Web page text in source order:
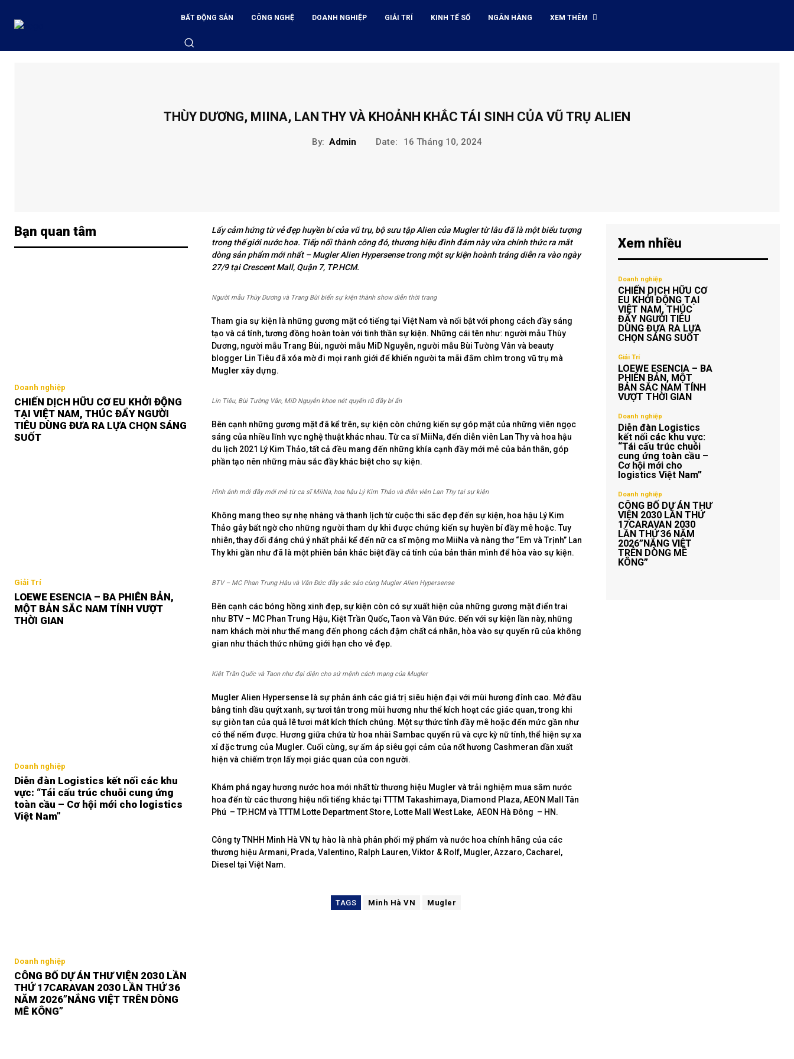
BẤT ĐỘNG SẢN CÔNG NGHỆ DOANH NGHIỆP GIẢI TRÍ KINH TẾ SỐ NGÂN HÀNG XEM THÊM
THÙY DƯƠNG, MIINA, LAN THY VÀ KHOẢNH KHẮC TÁI SINH CỦA VŨ TRỤ ALIEN
By: Admin Date: 16 Tháng 10, 2024
Bạn quan tâm
Doanh nghiệp
CHIẾN DỊCH HỮU CƠ EU KHỞI ĐỘNG
TẠI VIỆT NAM, THÚC ĐẨY NGƯỜI
TIÊU DÙNG ĐƯA RA LỰA CHỌN SÁNG
SUỐT
Giải Trí
LOEWE ESENCIA – BA PHIÊN BẢN,
MỘT BẢN SẮC NAM TÍNH VƯỢT
THỜI GIAN
Doanh nghiệp
Diễn đàn Logistics kết nối các khu
vực: “Tái cấu trúc chuỗi cung ứng
toàn cầu – Cơ hội mới cho logistics
Việt Nam”
Doanh nghiệp
CÔNG BỐ DỰ ÁN THƯ VIỆN 2030 LẦN
THỨ 17CARAVAN 2030 LẦN THỨ 36
NĂM 2026”NẮNG VIỆT TRÊN DÒNG
MÊ KÔNG”
Lấy cảm hứng từ vẻ đẹp huyền bí của vũ trụ, bộ sưu tập Alien của Mugler từ lâu đã là một biểu tượng
trong thế giới nước hoa. Tiếp nối thành công đó, thương hiệu đình đám này vừa chính thức ra mắt
dòng sản phẩm mới nhất – Mugler Alien Hypersense trong một sự kiện hoành tráng diễn ra vào ngày
27/9 tại Crescent Mall, Quận 7, TP.HCM.
Người mẫu Thùy Dương và Trang Bùi biến sự kiện thành show diễn thời trang
Tham gia sự kiện là những gương mặt có tiếng tại Việt Nam và nổi bật với phong cách đầy sáng
tạo và cá tính, tương đồng hoàn toàn với tinh thần sự kiện. Những cái tên như: người mẫu Thùy
Dương, người mẫu Trang Bùi, người mẫu MiD Nguyễn, người mẫu Bùi Tường Vân và beauty
blogger Lin Tiêu đã xóa mờ đi mọi ranh giới để khiến người ta mãi đắm chìm trong vũ trụ mà
Mugler xây dựng.
Lin Tiêu, Bùi Tường Vân, MiD Nguyễn khoe nét quyến rũ đầy bí ẩn
Bên cạnh những gương mặt đã kể trên, sự kiện còn chứng kiến sự góp mặt của những viên ngọc
sáng của nhiều lĩnh vực nghệ thuật khác nhau. Từ ca sĩ MiiNa, đến diễn viên Lan Thy và hoa hậu
du lịch 2021 Lý Kim Thảo, tất cả đều mang đến những khía cạnh đầy mới mẻ của bản thân, góp
phần tạo nên những màu sắc đầy khác biệt cho sự kiện.
Hình ảnh mới đầy mới mẻ từ ca sĩ MiiNa, hoa hậu Lý Kim Thảo và diễn viên Lan Thy tại sự kiện
Không mang theo sự nhẹ nhàng và thanh lịch từ cuộc thi sắc đẹp đến sự kiện, hoa hậu Lý Kim
Thảo gây bất ngờ cho những người tham dự khi được chứng kiến sự huyền bí đầy mê hoặc. Tuy
nhiên, thay đổi đáng chú ý nhất phải kể đến nữ ca sĩ mộng mơ MiiNa và nàng thơ “Em và Trịnh” Lan
Thy khi gần như đã là một phiên bản khác biệt đầy cá tính của bản thân mình để hòa vào sự kiện.
BTV – MC Phan Trung Hậu và Văn Đức đầy sắc sảo cùng Mugler Alien Hypersense
Bên cạnh các bóng hồng xinh đẹp, sự kiện còn có sự xuất hiện của những gương mặt điển trai
như BTV – MC Phan Trung Hậu, Kiệt Trần Quốc, Taon và Văn Đức. Đến với sự kiện lần này, những
nam khách mời như thể mang đến phong cách đậm chất cá nhân, hòa vào sự quyến rũ của không
gian như thách thức những giới hạn cho vẻ đẹp.
Kiệt Trần Quốc và Taon như đại diện cho sứ mệnh cách mạng của Mugler
Mugler Alien Hypersense là sự phản ánh các giá trị siêu hiện đại với mùi hương đỉnh cao. Mở đầu
bằng tinh dầu quýt xanh, sự tươi tắn trong mùi hương như thể kích hoạt các giác quan, trong khi
sự giòn tan của quả lê tươi mát kích thích chúng. Một sự thức tỉnh đầy mê hoặc đến mức gần như
có thể nếm được. Hương giữa chứa từ hoa nhài Sambac quyến rũ và cực kỳ nữ tính, thể hiện sự xa
xỉ đặc trưng của Mugler. Cuối cùng, sự ấm áp siêu gợi cảm của nốt hương Cashmeran dần xuất
hiện và chiếm trọn lấy mọi giác quan của con người.
Khám phá ngay hương nước hoa mới nhất từ thương hiệu Mugler và trải nghiệm mua sắm nước
hoa đến từ các thương hiệu nổi tiếng khác tại TTTM Takashimaya, Diamond Plaza, AEON Mall Tân
Phú – TP.HCM và TTTM Lotte Department Store, Lotte Mall West Lake, AEON Hà Đông – HN.
Công ty TNHH Minh Hà VN tự hào là nhà phân phối mỹ phẩm và nước hoa chính hãng của các
thương hiệu Armani, Prada, Valentino, Ralph Lauren, Viktor & Rolf, Mugler, Azzaro, Cacharel,
Diesel tại Việt Nam.
TAGS Minh Hà VN Mugler
Xem nhiều
Doanh nghiệp
CHIẾN DỊCH HỮU CƠ
EU KHỞI ĐỘNG TẠI
VIỆT NAM, THÚC
ĐẨY NGƯỜI TIÊU
DÙNG ĐƯA RA LỰA
CHỌN SÁNG SUỐT
Giải Trí
LOEWE ESENCIA – BA
PHIÊN BẢN, MỘT
BẢN SẮC NAM TÍNH
VƯỢT THỜI GIAN
Doanh nghiệp
Diễn đàn Logistics
kết nối các khu vực:
“Tái cấu trúc chuỗi
cung ứng toàn cầu –
Cơ hội mới cho
logistics Việt Nam”
Doanh nghiệp
CÔNG BỐ DỰ ÁN THƯ
VIỆN 2030 LẦN THỨ
17CARAVAN 2030
LẦN THỨ 36 NĂM
2026”NẮNG VIỆT
TRÊN DÒNG MÊ
KÔNG”